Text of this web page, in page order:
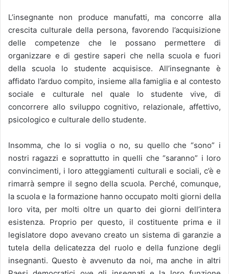
L’insegnante non produce manufatti, ma concorre alla
crescita culturale della persona, favorendo l’acquisizione
delle competenze che le possano permettere di
organizzare e di gestire saperi che nella scuola e fuori
della scuola lo studente acquisisce. All’insegnante è
affidato l’arduo compito, insieme alla famiglia e al contesto
sociale e culturale nel quale lo studente vive, di
concorrere allo sviluppo cognitivo, relazionale, affettivo,
psicologico e culturale dello studente.
Insomma, che lo si voglia o no, su quello che “sono” i
nostri ragazzi e soprattutto in quelli che “saranno” i loro
convincimenti, i loro atteggiamenti culturali e sociali, c’è e
rimarrà sempre il segno della scuola. Perché, comunque,
la scuola e la formazione hanno occupato molti giorni della
loro vita, per molti oltre un quarto dei giorni dell’intera
esistenza. Proprio per questo, il costituente prima e il
legislatore dopo avevano creato un sistema di garanzie a
tutela della delicatezza del ruolo e della funzione degli
insegnanti. Questo è avvenuto da noi, ma anche in altri